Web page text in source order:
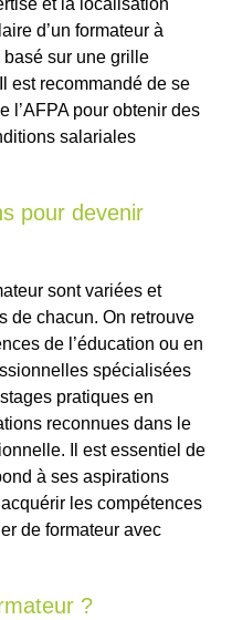
et la localisation
d’un formateur à
basé sur une grille
est recommandé de se
l’AFPA pour obtenir des
salariales
pour devenir
sont variées et
de chacun. On retrouve
de l’éducation ou en
spécialisées
pratiques en
reconnues dans le
Il est essentiel de
à ses aspirations
les compétences
de formateur avec
?